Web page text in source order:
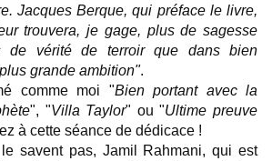
Jacques Berque, qui préface le livre,
trouvera, je gage, plus de sagesse
de vérité de terroir que dans bien
grande ambition".
comme moi "Bien portant avec la
", "Villa Taylor" ou "Ultime preuve
à cette séance de dédicace !
savent pas, Jamil Rahmani, qui est